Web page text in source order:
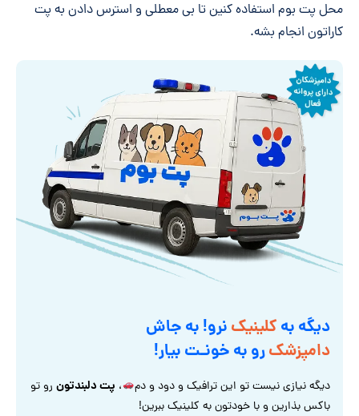
محل پت بوم استفاده کنین تا بی معطلی و استرس دادن به پت
کاراتون انجام بشه.
دیگه بهکلینیکنرو! به جاش
دامپزشکرو به خونـت بیار!
دیگه نیازی نیست تو این ترافیک و دود و دم ، پت دلبندتونرو تو
باکس بذارین و با خودتون به کلینیک ببرین!